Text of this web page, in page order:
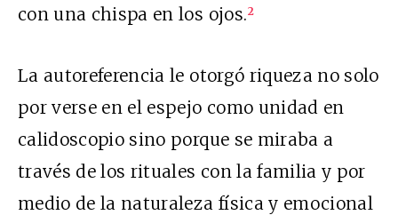
con una chispa en los ojos.2
La autoreferencia le otorgó riqueza no solo
por verse en el espejo como unidad en
calidoscopio sino porque se miraba a
través de los rituales con la familia y por
medio de la naturaleza física y emocional